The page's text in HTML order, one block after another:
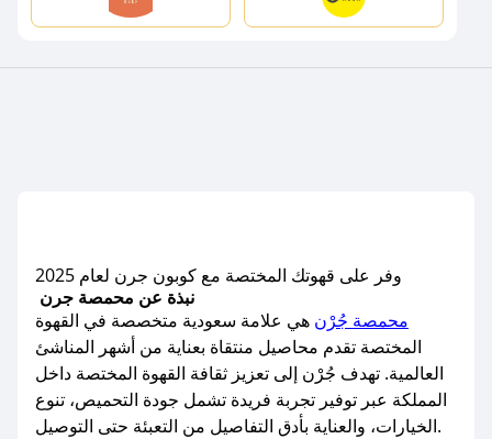
وفر على قهوتك المختصة مع كوبون جرن لعام 2025
نبذة عن محمصة جرن
محمصة جُرْن هي علامة سعودية متخصصة في القهوة
المختصة تقدم محاصيل منتقاة بعناية من أشهر المناشئ
العالمية. تهدف جُرْن إلى تعزيز ثقافة القهوة المختصة داخل
المملكة عبر توفير تجربة فريدة تشمل جودة التحميص، تنوع
الخيارات، والعناية بأدق التفاصيل من التعبئة حتى التوصيل.